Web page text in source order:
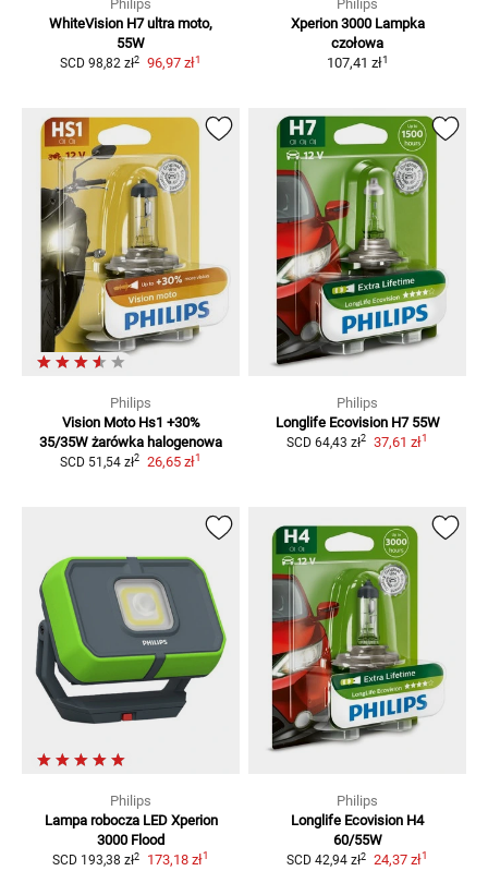
Philips
WhiteVision H7 ultra moto,
55W
SCD 98,82 zł2 96,97 zł1
Philips
Xperion 3000 Lampka
czołowa
107,41 zł1
Philips
Vision Moto Hs1 +30%
35/35W żarówka halogenowa
SCD 51,54 zł2 26,65 zł1
Philips
Longlife Ecovision H7 55W
SCD 64,43 zł2 37,61 zł1
Philips
Lampa robocza LED Xperion
3000 Flood
SCD 193,38 zł2 173,18 zł1
Philips
Longlife Ecovision H4
60/55W
SCD 42,94 zł2 24,37 zł1